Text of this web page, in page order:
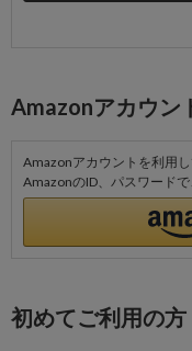
Amazonアカウン
Amazonアカウントを利用
AmazonのID、パスワード
初めてご利用の